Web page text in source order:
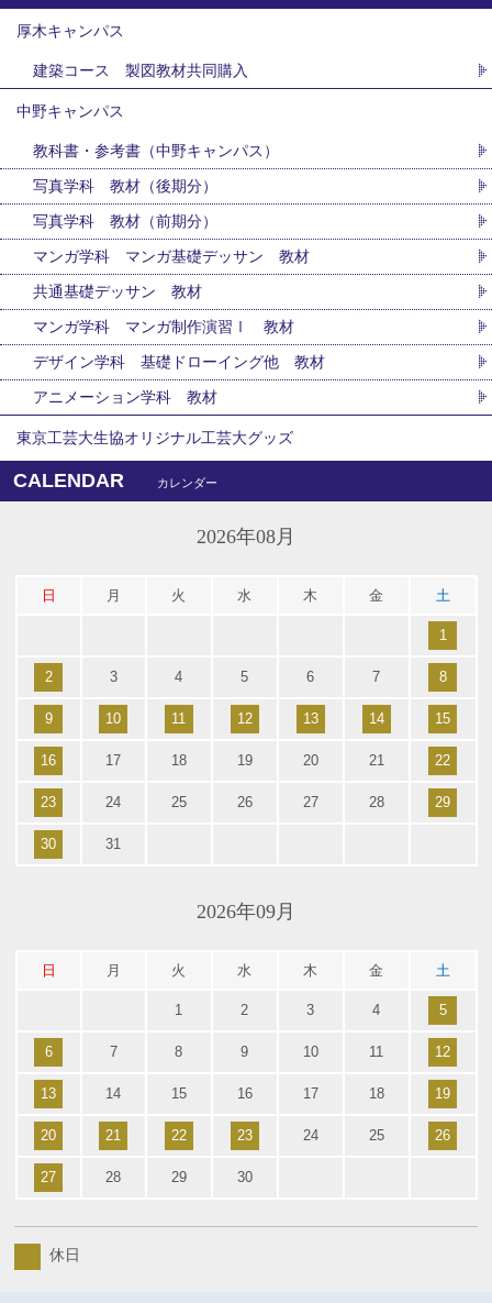
厚木キャンパス
建築コース 製図教材共同購入
中野キャンパス
教科書・参考書（中野キャンパス）
写真学科 教材（後期分）
写真学科 教材（前期分）
マンガ学科 マンガ基礎デッサン 教材
共通基礎デッサン 教材
マンガ学科 マンガ制作演習Ⅰ 教材
デザイン学科 基礎ドローイング他 教材
アニメーション学科 教材
東京工芸大生協オリジナル工芸大グッズ
CALENDAR カレンダー
2026年08月
日 月 火 水 木 金 土
1
2 3 4 5 6 7 8
9 10 11 12 13 14 15
16 17 18 19 20 21 22
23 24 25 26 27 28 29
30 31
2026年09月
日 月 火 水 木 金 土
1 2 3 4 5
6 7 8 9 10 11 12
13 14 15 16 17 18 19
20 21 22 23 24 25 26
27 28 29 30
休日